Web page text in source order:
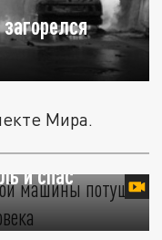
Мира.
машины
и спас